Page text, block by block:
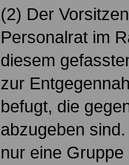
(2) Der
Personalrat im
diesem
zur
befugt, die
abzugeben
nur eine